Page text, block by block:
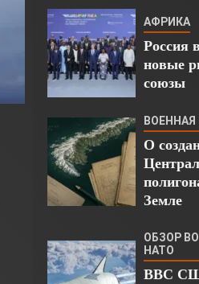
АФРИКА
Россия
новые
союзы
О
Земле
ОБЗОР
НАТО
ВВС